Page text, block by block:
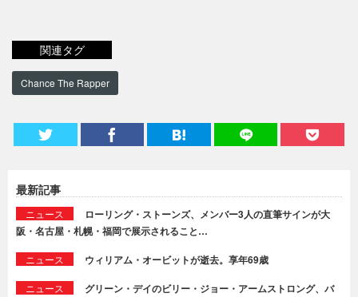
関連タグ
Chance The Rapper
最新記事
ニュース
ローリング・ストーンズ、メンバー3人の直筆サインが大
阪・名古屋・札幌・福岡で展示されること…
ニュース ウィリアム・オービットが逝去。享年69歳
ニュース
グリーン・デイのビリー・ジョー・アームストロング、バ